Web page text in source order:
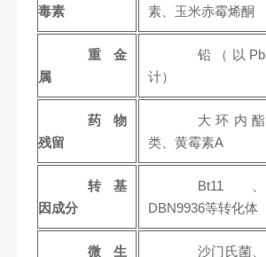
毒素 素、玉米赤霉烯酮
重金
属
铅（以Pb
计）
药物
残留
大环内酯
类、黄霉素A
转基
因成分
Bt11、
DBN9936等转化体
微生
沙门氏菌、